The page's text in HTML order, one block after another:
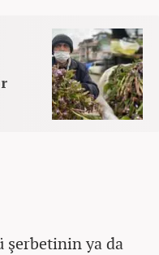
şerbetinin ya da